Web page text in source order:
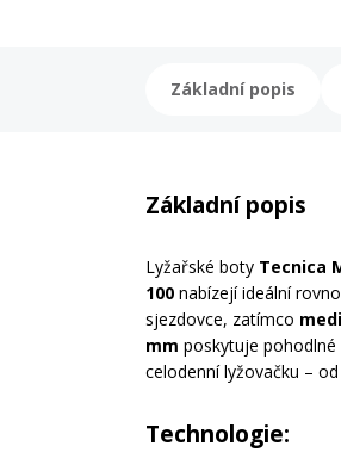
Základní popis
Základní popis
Lyžařské boty Tecnica
100 nabízejí ideální
sjezdovce, zatímco
mm poskytuje
celodenní lyžovačku –
Technologie: